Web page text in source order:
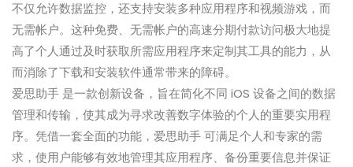
不仅允许数据监控，还支持安装多种应用程序和视频游戏，而
无需帐户。这种免费、无需帐户的高速分期付款访问极大地提
高了个人通过及时获取所需应用程序来定制其工具的能力，从
而消除了下载和安装软件通常带来的障碍。
爱思助手 是一款创新设备，旨在简化不同 iOS 设备之间的数据
管理和传输，使其成为寻求改善数字体验的个人的重要实用程
序。凭借一套全面的功能，爱思助手 可满足个人和专家的需
求，使用户能够有效地管理其应用程序、备份重要信息并保证